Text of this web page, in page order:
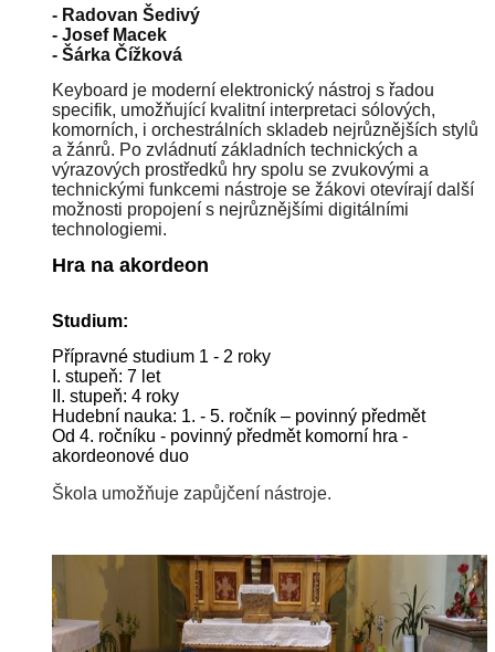
- Radovan Šedivý
- Josef Macek
- Šárka Čížková
Keyboard je moderní elektronický nástroj s řadou
specifik, umožňující kvalitní interpretaci sólových,
komorních, i orchestrálních skladeb nejrůznějších stylů
a žánrů. Po zvládnutí základních technických a
výrazových prostředků hry spolu se zvukovými a
technickými funkcemi nástroje se žákovi otevírají další
možnosti propojení s nejrůznějšími digitálními
technologiemi.
Hra na akordeon
Studium:
Přípravné studium 1 - 2 roky
I. stupeň: 7 let
II. stupeň: 4 roky
Hudební nauka: 1. - 5. ročník – povinný předmět
Od 4. ročníku - povinný předmět komorní hra -
akordeonové duo
Škola umožňuje zapůjčení nástroje.